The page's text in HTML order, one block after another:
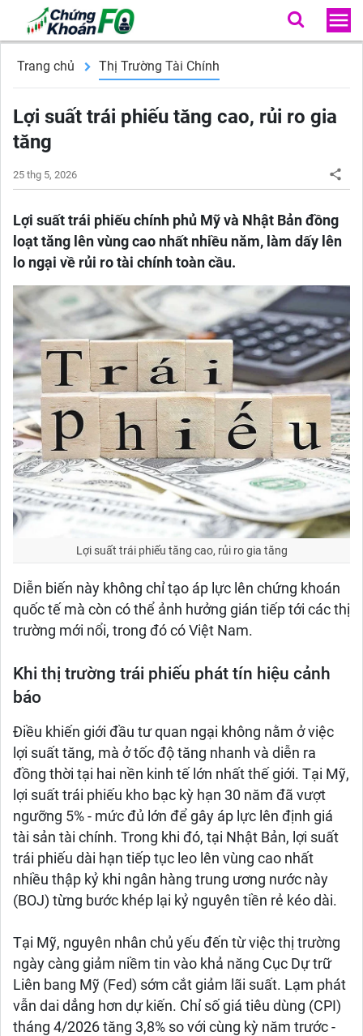
Trang chủ Thị Trường Tài Chính
Lợi suất trái phiếu tăng cao, rủi ro gia
tăng
25 thg 5, 2026
Lợi suất trái phiếu chính phủ Mỹ và Nhật Bản đồng
loạt tăng lên vùng cao nhất nhiều năm, làm dấy lên
lo ngại về rủi ro tài chính toàn cầu.
Lợi suất trái phiếu tăng cao, rủi ro gia tăng
Diễn biến này không chỉ tạo áp lực lên chứng khoán
quốc tế mà còn có thể ảnh hưởng gián tiếp tới các thị
trường mới nổi, trong đó có Việt Nam.
Khi thị trường trái phiếu phát tín hiệu cảnh
báo
Điều khiến giới đầu tư quan ngại không nằm ở việc
lợi suất tăng, mà ở tốc độ tăng nhanh và diễn ra
đồng thời tại hai nền kinh tế lớn nhất thế giới. Tại Mỹ,
lợi suất trái phiếu kho bạc kỳ hạn 30 năm đã vượt
ngưỡng 5% - mức đủ lớn để gây áp lực lên định giá
tài sản tài chính. Trong khi đó, tại Nhật Bản, lợi suất
trái phiếu dài hạn tiếp tục leo lên vùng cao nhất
nhiều thập kỷ khi ngân hàng trung ương nước này
(BOJ) từng bước khép lại kỷ nguyên tiền rẻ kéo dài.
Tại Mỹ, nguyên nhân chủ yếu đến từ việc thị trường
ngày càng giảm niềm tin vào khả năng Cục Dự trữ
Liên bang Mỹ (Fed) sớm cắt giảm lãi suất. Lạm phát
vẫn dai dẳng hơn dự kiến. Chỉ số giá tiêu dùng (CPI)
tháng 4/2026 tăng 3,8% so với cùng kỳ năm trước -